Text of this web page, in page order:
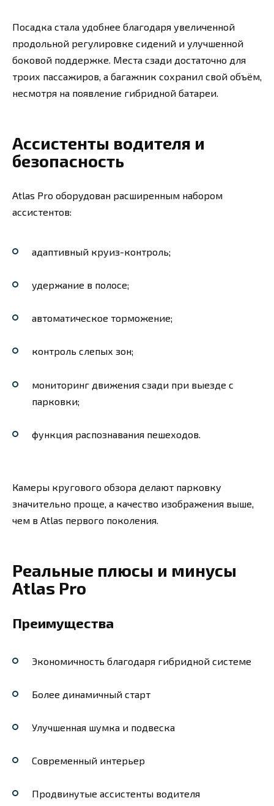
Посадка стала удобнее благодаря увеличенной
продольной регулировке сидений и улучшенной
боковой поддержке. Места сзади достаточно для
троих пассажиров, а багажник сохранил свой объём,
несмотря на появление гибридной батареи.
Ассистенты водителя и
безопасность
Atlas Pro оборудован расширенным набором
ассистентов:
адаптивный круиз-контроль;
удержание в полосе;
автоматическое торможение;
контроль слепых зон;
мониторинг движения сзади при выезде с
парковки;
функция распознавания пешеходов.
Камеры кругового обзора делают парковку
значительно проще, а качество изображения выше,
чем в Atlas первого поколения.
Реальные плюсы и минусы
Atlas Pro
Преимущества
Экономичность благодаря гибридной системе
Более динамичный старт
Улучшенная шумка и подвеска
Современный интерьер
Продвинутые ассистенты водителя